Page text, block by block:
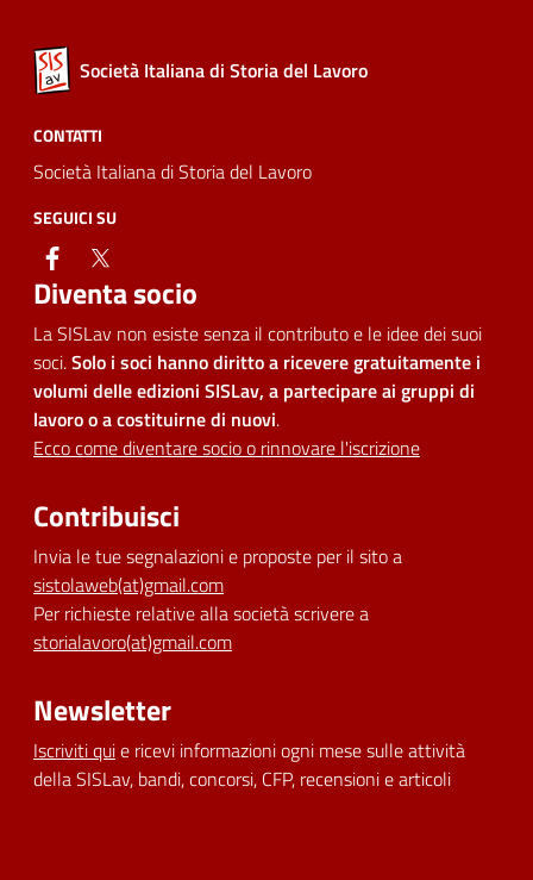
Società Italiana di Storia del Lavoro
CONTATTI
Società Italiana di Storia del Lavoro
SEGUICI SU
facebook
Diventa socio
La SISLav non esiste senza il contributo e le idee dei suoi
soci.Solo i soci hanno diritto a ricevere gratuitamente i
volumi delle edizioni SISLav, a partecipare ai gruppi di
lavoro o a costituirne di nuovi.
Ecco come diventare socio o rinnovare l'iscrizione
Contribuisci
Invia le tue segnalazioni e proposte per il sito a
sistolaweb(at)gmail.com
Per richieste relative alla società scrivere a
storialavoro(at)gmail.com
Newsletter
Iscriviti quie ricevi informazioni ogni mese sulle attività
della SISLav, bandi, concorsi, CFP, recensioni e articoli